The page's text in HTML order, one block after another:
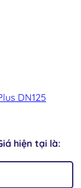
DN125
hiện tại là: